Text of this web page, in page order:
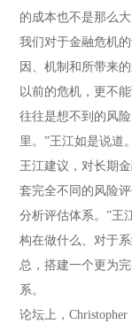
的成本也不是那么
我们对于金融危机
因、机制和所带来
以前的危机，更不
往往是想不到的风
里。”王江如是说道。
王江建议，对长期
套完全不同的风险
分析评估体系。”王
构在做什么、对于
总，搭建一个更为
系。
论坛上，